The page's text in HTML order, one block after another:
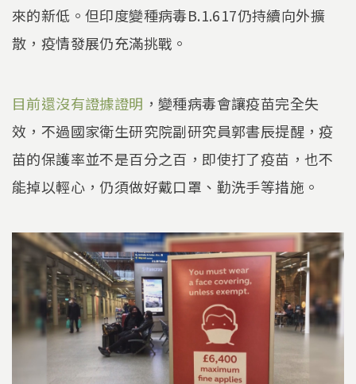
來的新低。但印度變種病毒B.1.617仍持續向外擴
散，疫情發展仍充滿挑戰。
目前還沒有證據證明 ，變種病毒會讓疫苗完全失
效，不過國家衛生研究院副研究員郭書辰提醒，疫
苗的保護率並不是百分之百，即使打了疫苗，也不
能掉以輕心，仍須做好戴口罩、勤洗手等措施。